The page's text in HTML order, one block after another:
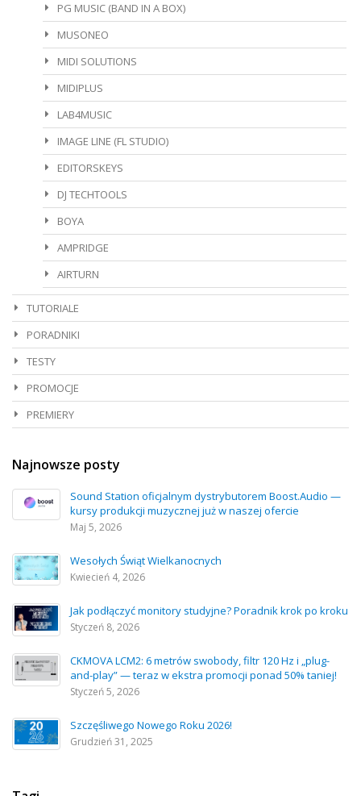
PG MUSIC (BAND IN A BOX)
MUSONEO
MIDI SOLUTIONS
MIDIPLUS
LAB4MUSIC
IMAGE LINE (FL STUDIO)
EDITORSKEYS
DJ TECHTOOLS
BOYA
AMPRIDGE
AIRTURN
TUTORIALE
PORADNIKI
TESTY
PROMOCJE
PREMIERY
Najnowsze posty
Sound Station oficjalnym dystrybutorem Boost.Audio —
kursy produkcji muzycznej już w naszej ofercie
Maj 5, 2026
Wesołych Świąt Wielkanocnych
Kwiecień 4, 2026
Jak podłączyć monitory studyjne? Poradnik krok po kroku
Styczeń 8, 2026
CKMOVA LCM2: 6 metrów swobody, filtr 120 Hz i „plug-
and-play” — teraz w ekstra promocji ponad 50% taniej!
Styczeń 5, 2026
Szczęśliwego Nowego Roku 2026!
Grudzień 31, 2025